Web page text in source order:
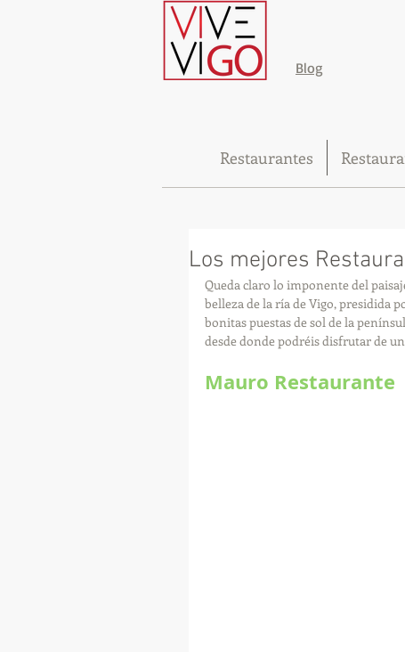
Blog
Restaurantes
Los mejores
Queda claro lo imponente del
belleza de la ría de Vigo, presidida
bonitas puestas de sol de la
desde donde podréis disfrutar de
Mauro Restaurante